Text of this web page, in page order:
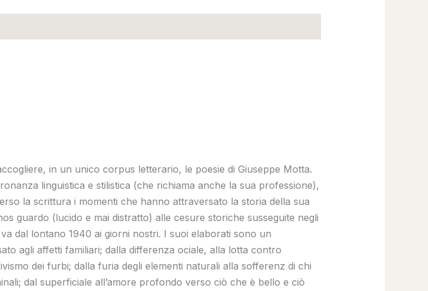
in un unico corpus letterario, le poesie di Giuseppe Motta.
linguistica e stilistica (che richiama anche la sua professione),
la scrittura i momenti che hanno attraversato la storia della sua
guardo (lucido e mai distratto) alle cesure storiche susseguite negli
dal lontano 1940 ai giorni nostri. I suoi elaborati sono un
agli affetti familiari; dalla differenza ociale, alla lotta contro
dei furbi; dalla furia degli elementi naturali alla sofferenz di chi
dal superficiale all’amore profondo verso ciò che è bello e ciò